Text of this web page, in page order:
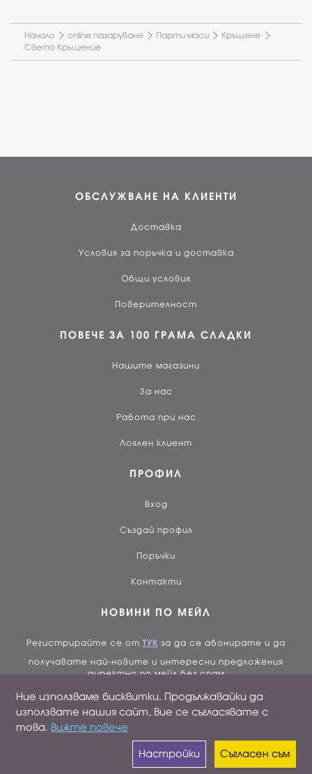
Начало online пазаруване Парти маси
Кръщене
Свето Кръщение
ОБСЛУЖВАНЕ НА КЛИЕНТИ
Доставка
Условия за поръчка и доставка
Общи условия
Поверителност
ПОВЕЧЕ ЗА 100 ГРАМА СЛАДКИ
Нашите магазини
За нас
Работа при нас
Лоялен клиент
ПРОФИЛ
Вход
Създай профил
Поръчки
Контакти
НОВИНИ ПО МЕЙЛ
Регистрирайте се от ТУК за да се абонирате и да
получавате най-новите и интересни предложения
директно по мейл без спам
Валутен курс: 1 BGN = 0,51129 EUR
Ние използваме бисквитки. Продължавайки да
използвате нашия сайт, Вие се съгласявате с
това. Вижте повече
Настройки Съгласен съм